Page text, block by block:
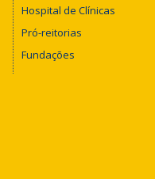
Hospital de Clínicas
Pró-reitorias
Fundações